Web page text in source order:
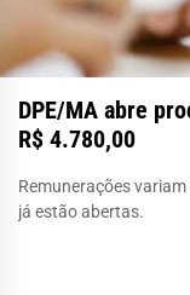
DPE/MA abre
R$ 4.780,00
Remunerações
já estão abertas.